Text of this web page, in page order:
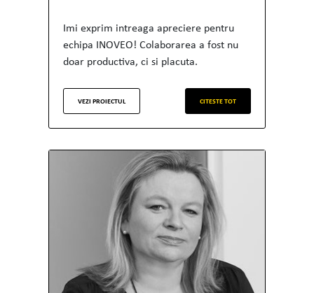
Imi exprim intreaga apreciere pentru
echipa INOVEO! Colaborarea a fost nu
doar productiva, ci si placuta.
VEZI PROIECTUL CITESTE TOT